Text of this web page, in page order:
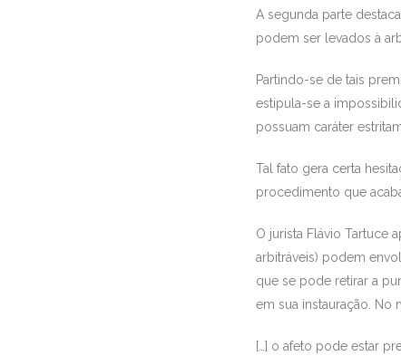
A segunda parte
podem ser levados à
Partindo-se de tais
estipula-se a
possuam caráter
Tal fato gera certa
procedimento que
O jurista Flávio Tartuce
arbitráveis) podem
que se pode retirar a
em sua instauração. No
[…] o afeto pode estar